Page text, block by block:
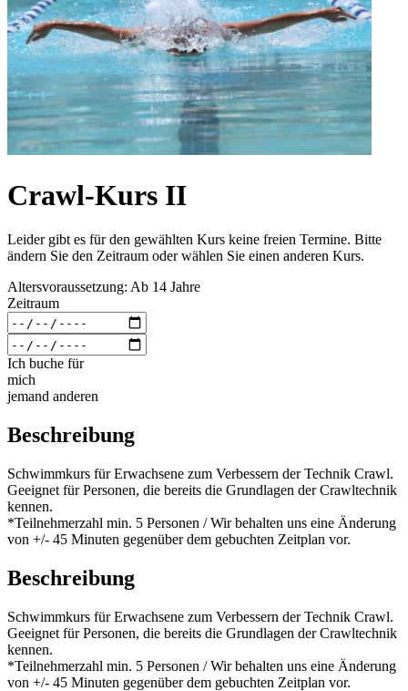
Crawl-Kurs II
Leider gibt es für den gewählten Kurs keine freien Termine. Bitte
ändern Sie den Zeitraum oder wählen Sie einen anderen Kurs.
Altersvoraussetzung: Ab 14 Jahre
Zeitraum
Ich buche für
mich
jemand anderen
Beschreibung
Schwimmkurs für Erwachsene zum Verbessern der Technik Crawl.
Geeignet für Personen, die bereits die Grundlagen der Crawltechnik
kennen.
*Teilnehmerzahl min. 5 Personen / Wir behalten uns eine Änderung
von +/- 45 Minuten gegenüber dem gebuchten Zeitplan vor.
Beschreibung
Schwimmkurs für Erwachsene zum Verbessern der Technik Crawl.
Geeignet für Personen, die bereits die Grundlagen der Crawltechnik
kennen.
*Teilnehmerzahl min. 5 Personen / Wir behalten uns eine Änderung
von +/- 45 Minuten gegenüber dem gebuchten Zeitplan vor.